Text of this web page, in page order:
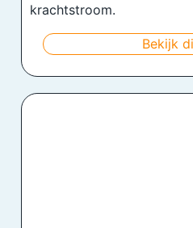
krachtstroom.
Bekijk